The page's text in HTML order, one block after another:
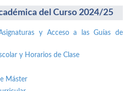
del Curso 2024/25
y Acceso a las Guías de
y Horarios de Clase
Máster